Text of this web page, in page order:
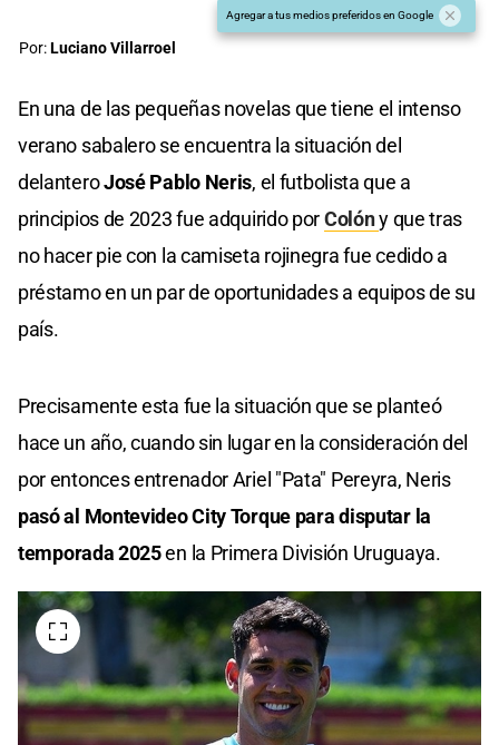
Agregar a tus medios preferidos en Google
Por:Luciano Villarroel
En una de las pequeñas novelas que tiene el intenso
verano sabalero se encuentra la situación del
delanteroJosé Pablo Neris, el futbolista que a
principios de 2023 fue adquirido porColóny que tras
no hacer pie con la camiseta rojinegra fue cedido a
préstamo en un par de oportunidades a equipos de su
país.
Precisamente esta fue la situación que se planteó
hace un año, cuando sin lugar en la consideración del
por entonces entrenador Ariel "Pata" Pereyra, Neris
pasó al Montevideo City Torque para disputar la
temporada 2025en la Primera División Uruguaya.